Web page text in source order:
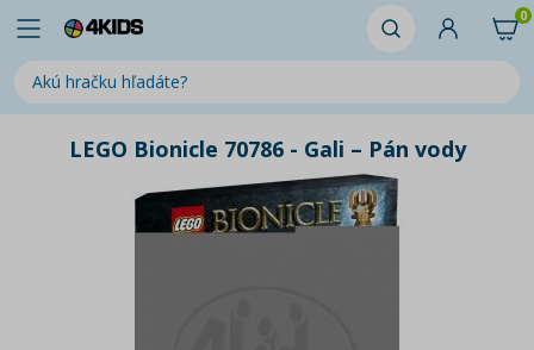
0
LEGO Bionicle 70786 - Gali – Pán vody